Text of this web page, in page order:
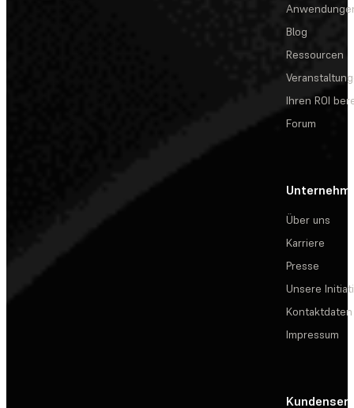
Blog
Ressourcen
Ihren ROI
Forum
Über uns
Karriere
Presse
Unsere
Kontaktdaten
Impressum